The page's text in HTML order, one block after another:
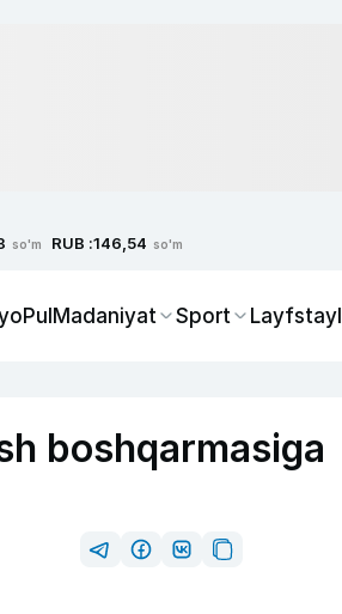
so'm RUB :146,54 so'm
PulMadaniyat Sport Layfstayl
boshqarmasiga